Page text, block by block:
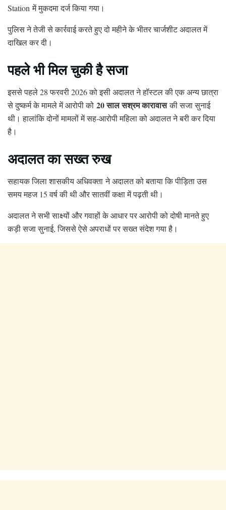
Station में मुकदमा दर्ज किया गया।
पुलिस ने तेजी से कार्रवाई करते हुए दो महीने के भीतर चार्जशीट अदालत में
दाखिल कर दी।
पहले भी मिल चुकी है सजा
इससे पहले 28 फरवरी 2026 को इसी अदालत ने हॉस्टल की एक अन्य छात्रा
से दुष्कर्म के मामले में आरोपी को 20 साल सश्रम कारावासकी सजा सुनाई
थी। हालांकि दोनों मामलों में सह-आरोपी महिला को अदालत ने बरी कर दिया
है।
अदालत का सख्त रुख
सहायक जिला शासकीय अधिवक्ता ने अदालत को बताया कि पीड़िता उस
समय महज 15 वर्ष की थी और सातवीं कक्षा में पढ़ती थी।
अदालत ने सभी साक्ष्यों और गवाहों के आधार पर आरोपी को दोषी मानते हुए
कड़ी सजा सुनाई, जिससे ऐसे अपराधों पर सख्त संदेश गया है।